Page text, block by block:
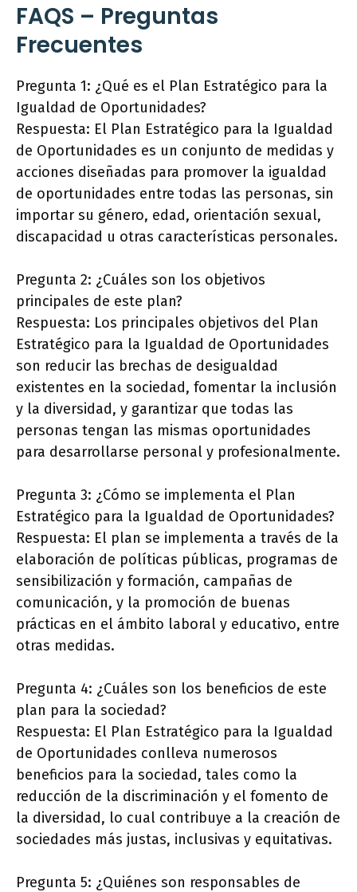
FAQS – Preguntas
Frecuentes
Pregunta 1: ¿Qué es el Plan Estratégico para la
Igualdad de Oportunidades?
Respuesta: El Plan Estratégico para la Igualdad
de Oportunidades es un conjunto de medidas y
acciones diseñadas para promover la igualdad
de oportunidades entre todas las personas, sin
importar su género, edad, orientación sexual,
discapacidad u otras características personales.
Pregunta 2: ¿Cuáles son los objetivos
principales de este plan?
Respuesta: Los principales objetivos del Plan
Estratégico para la Igualdad de Oportunidades
son reducir las brechas de desigualdad
existentes en la sociedad, fomentar la inclusión
y la diversidad, y garantizar que todas las
personas tengan las mismas oportunidades
para desarrollarse personal y profesionalmente.
Pregunta 3: ¿Cómo se implementa el Plan
Estratégico para la Igualdad de Oportunidades?
Respuesta: El plan se implementa a través de la
elaboración de políticas públicas, programas de
sensibilización y formación, campañas de
comunicación, y la promoción de buenas
prácticas en el ámbito laboral y educativo, entre
otras medidas.
Pregunta 4: ¿Cuáles son los beneficios de este
plan para la sociedad?
Respuesta: El Plan Estratégico para la Igualdad
de Oportunidades conlleva numerosos
beneficios para la sociedad, tales como la
reducción de la discriminación y el fomento de
la diversidad, lo cual contribuye a la creación de
sociedades más justas, inclusivas y equitativas.
Pregunta 5: ¿Quiénes son responsables de